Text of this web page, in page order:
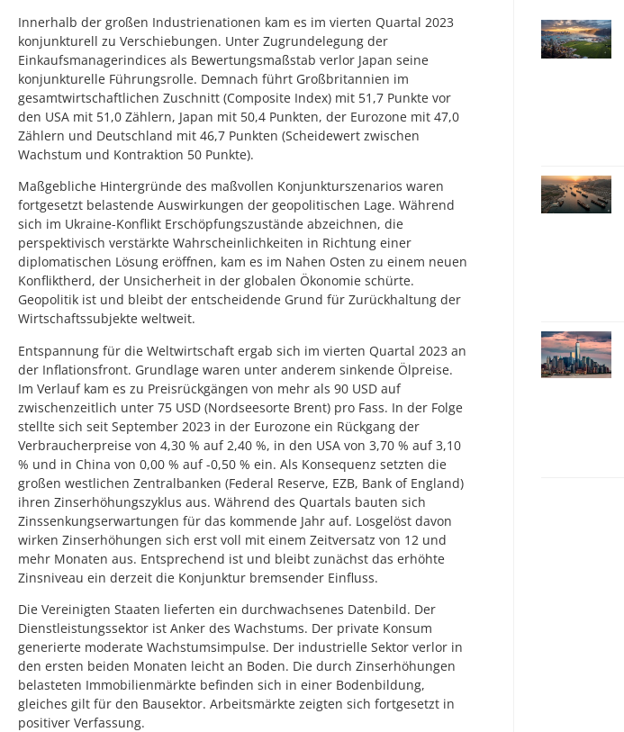
Innerhalb der großen Industrienationen kam es im vierten Quartal 2023
konjunkturell zu Verschiebungen. Unter Zugrundelegung der
Einkaufsmanagerindices als Bewertungsmaßstab verlor Japan seine
konjunkturelle Führungsrolle. Demnach führt Großbritannien im
gesamtwirtschaftlichen Zuschnitt (Composite Index) mit 51,7 Punkte vor
den USA mit 51,0 Zählern, Japan mit 50,4 Punkten, der Eurozone mit 47,0
Zählern und Deutschland mit 46,7 Punkten (Scheidewert zwischen
Wachstum und Kontraktion 50 Punkte).
Maßgebliche Hintergründe des maßvollen Konjunkturszenarios waren
fortgesetzt belastende Auswirkungen der geopolitischen Lage. Während
sich im Ukraine-Konflikt Erschöpfungszustände abzeichnen, die
perspektivisch verstärkte Wahrscheinlichkeiten in Richtung einer
diplomatischen Lösung eröffnen, kam es im Nahen Osten zu einem neuen
Konfliktherd, der Unsicherheit in der globalen Ökonomie schürte.
Geopolitik ist und bleibt der entscheidende Grund für Zurückhaltung der
Wirtschaftssubjekte weltweit.
Entspannung für die Weltwirtschaft ergab sich im vierten Quartal 2023 an
der Inflationsfront. Grundlage waren unter anderem sinkende Ölpreise.
Im Verlauf kam es zu Preisrückgängen von mehr als 90 USD auf
zwischenzeitlich unter 75 USD (Nordseesorte Brent) pro Fass. In der Folge
stellte sich seit September 2023 in der Eurozone ein Rückgang der
Verbraucherpreise von 4,30 % auf 2,40 %, in den USA von 3,70 % auf 3,10
% und in China von 0,00 % auf -0,50 % ein. Als Konsequenz setzten die
großen westlichen Zentralbanken (Federal Reserve, EZB, Bank of England)
ihren Zinserhöhungszyklus aus. Während des Quartals bauten sich
Zinssenkungserwartungen für das kommende Jahr auf. Losgelöst davon
wirken Zinserhöhungen sich erst voll mit einem Zeitversatz von 12 und
mehr Monaten aus. Entsprechend ist und bleibt zunächst das erhöhte
Zinsniveau ein derzeit die Konjunktur bremsender Einfluss.
Die Vereinigten Staaten lieferten ein durchwachsenes Datenbild. Der
Dienstleistungssektor ist Anker des Wachstums. Der private Konsum
generierte moderate Wachstumsimpulse. Der industrielle Sektor verlor in
den ersten beiden Monaten leicht an Boden. Die durch Zinserhöhungen
belasteten Immobilienmärkte befinden sich in einer Bodenbildung,
gleiches gilt für den Bausektor. Arbeitsmärkte zeigten sich fortgesetzt in
positiver Verfassung.